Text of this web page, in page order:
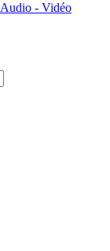
Audio - Vidéo